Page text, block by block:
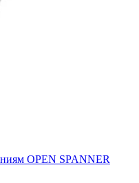
OPEN SPANNER